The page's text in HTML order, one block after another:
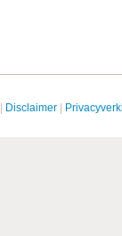
Disclaimer